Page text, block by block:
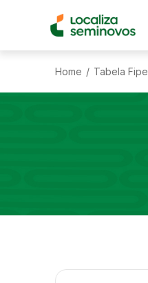
Home / Tabela Fipe